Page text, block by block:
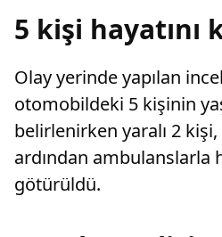
5 kişi hayatını
Olay yerinde yapılan
otomobildeki 5 kişinin
belirlenirken yaralı 2
ardından ambulanslarla
götürüldü.